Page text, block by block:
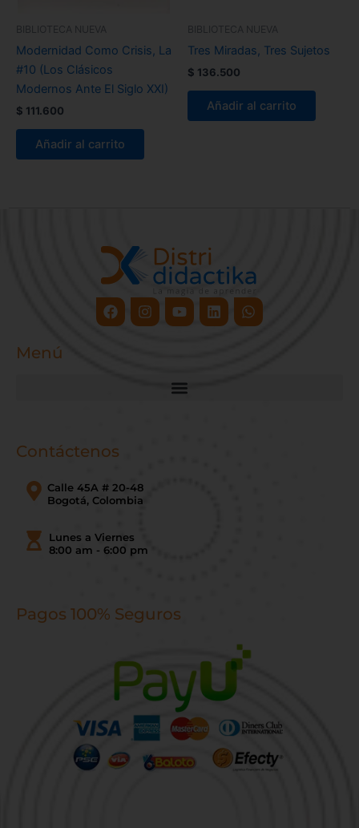
BIBLIOTECA NUEVA
Modernidad Como Crisis, La
#10 (Los Clásicos
Modernos Ante El Siglo XXI)
$ 111.600
Añadir al carrito
BIBLIOTECA NUEVA
Tres Miradas, Tres Sujetos
$ 136.500
Añadir al carrito
FacebookInstagram
YoutubeLinkedinWhatsapp
Menú
Contáctenos
Calle 45A # 20-48
Bogotá, Colombia
Lunes a Viernes
8:00 am - 6:00 pm
Pagos 100% Seguros